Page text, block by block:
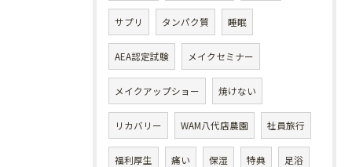
サプリ タンパク質 睡眠
AEA認定試験 メイクセミナー
メイクアップショー 焼けない
リカバリー WAM八代店農園 社員旅行
福利厚生 痛い 保湿 特典 足浴